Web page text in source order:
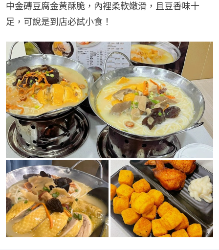
中金磚豆腐金黄酥脆，內裡柔軟嫩滑，且豆香味十
足，可說是到店必試小食！